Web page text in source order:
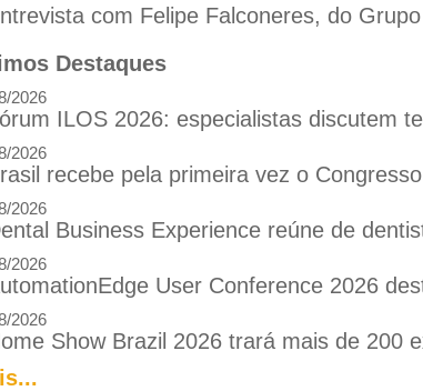
com Felipe Falconeres, do
Destaques
2026
ILOS 2026: especialistas discutem
2026
recebe pela primeira vez o
2026
Business Experience reúne de
2026
User Conference 2026
2026
Show Brazil 2026 trará mais de 200